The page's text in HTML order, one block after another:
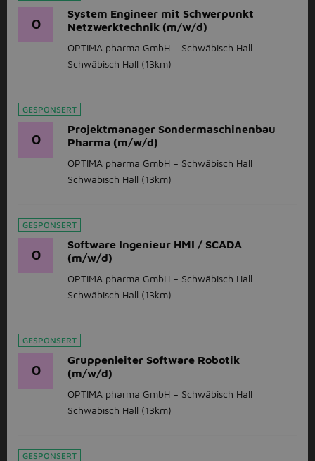
O
System Engineer mit Schwerpunkt
Netzwerktechnik (m/w/d)
OPTIMA pharma GmbH – Schwäbisch Hall
Schwäbisch Hall (13km)
GESPONSERT
O
Projektmanager Sondermaschinenbau
Pharma (m/w/d)
OPTIMA pharma GmbH – Schwäbisch Hall
Schwäbisch Hall (13km)
GESPONSERT
O
Software Ingenieur HMI / SCADA
(m/w/d)
OPTIMA pharma GmbH – Schwäbisch Hall
Schwäbisch Hall (13km)
GESPONSERT
O
Gruppenleiter Software Robotik
(m/w/d)
OPTIMA pharma GmbH – Schwäbisch Hall
Schwäbisch Hall (13km)
GESPONSERT